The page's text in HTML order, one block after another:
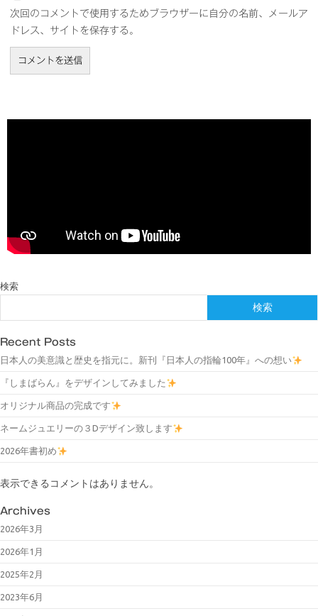
次回のコメントで使用するためブラウザーに自分の名前、メールア
ドレス、サイトを保存する。
検索
検索
Recent Posts
日本人の美意識と歴史を指元に。新刊『日本人の指輪100年』への想い
『しまばらん』をデザインしてみました
オリジナル商品の完成です
ネームジュエリーの３Dデザイン致します
2026年書初め
表示できるコメントはありません。
Archives
2026年3月
2026年1月
2025年2月
2023年6月